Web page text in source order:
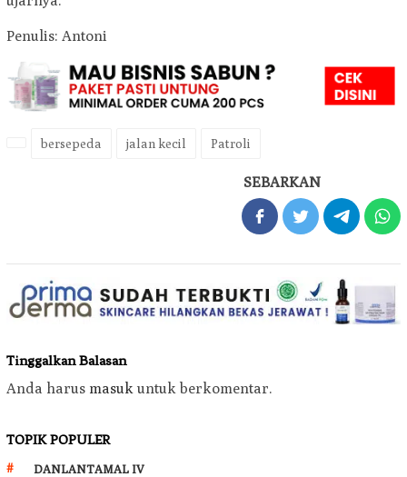
Penulis: Antoni
bersepeda jalan kecil Patroli
SEBARKAN
Tinggalkan Balasan
Anda harus masuk untuk berkomentar.
TOPIK POPULER
DANLANTAMAL IV